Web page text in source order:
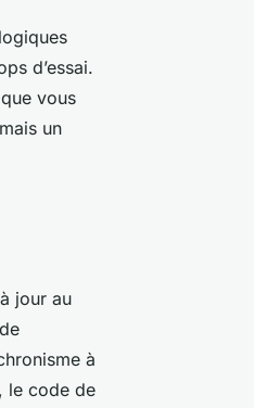
d’essai.
vous
un
jour au
à
le code de